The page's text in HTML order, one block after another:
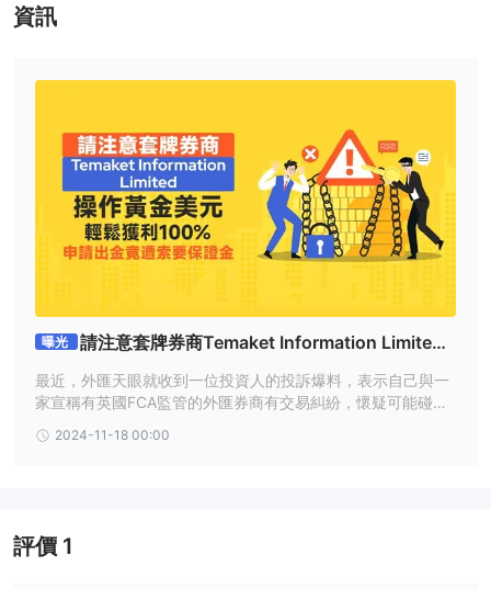
資訊
曝光
請注意套牌券商Temaket Information Limite
d！操作黃金、美元輕鬆獲利100%，申請出金竟遭索
要保證金
最近，外匯天眼就收到一位投資人的投訴爆料，表示自己與一
家宣稱有英國FCA監管的外匯券商有交易糾紛，懷疑可能碰到
平台認識了一位網友，兩人相談甚歡。隨著彼此關係的拉近，
2024-11-18 00:00
評價 1